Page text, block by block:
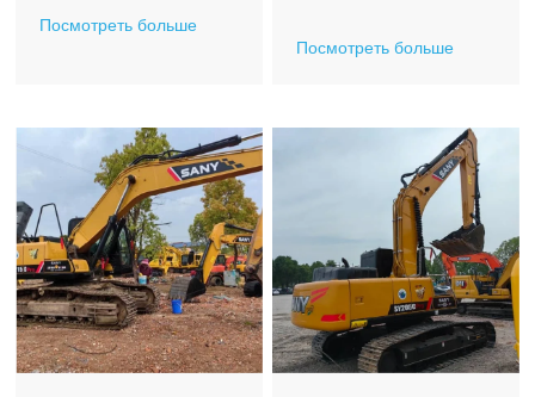
Посмотреть больше
Посмотреть больше